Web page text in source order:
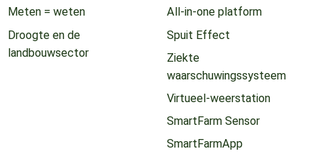
Meten = weten
Droogte en de
landbouwsector
All-in-one platform
Spuit Effect
Ziekte
waarschuwingssysteem
Virtueel-weerstation
SmartFarm Sensor
SmartFarmApp